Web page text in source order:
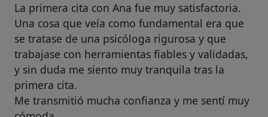
La primera cita con Ana fue muy satisfactoria.
Una cosa que veía como fundamental era que
se tratase de una psicóloga rigurosa y que
trabajase con herramientas fiables y validadas,
y sin duda me siento muy tranquila tras la
primera cita.
Me transmitió mucha confianza y me sentí muy